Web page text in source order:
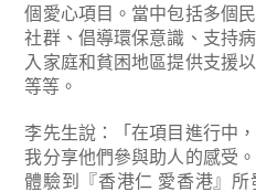
個愛心項目。當中包括多個
社群、倡導環保意識、支持
入家庭和貧困地區提供支援
等等。
李先生說：「在項目進行中
我分享他們參與助人的感受
體驗到『香港仁 愛香港』